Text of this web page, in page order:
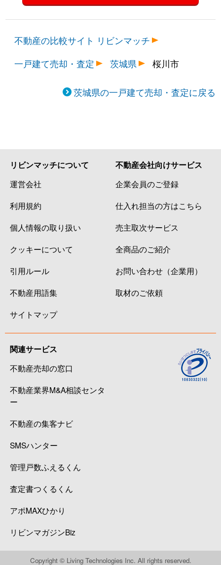
不動産の比較サイト リビンマッチ
一戸建て売却・査定
茨城県 桜川市
茨城県の一戸建て売却・査定に戻る
リビンマッチについて
運営会社
利用規約
個人情報の取り扱い
クッキーについて
引用ルール
不動産用語集
サイトマップ
不動産会社向けサービス
企業会員のご登録
仕入れ担当の方はこちら
売主取次サービス
全商品のご紹介
お問い合わせ（企業用）
取材のご依頼
関連サービス
不動産売却の窓口
不動産業界M&A相談センタ
ー
不動産の集客ナビ
SMSハンター
管理戸数ふえるくん
査定書つくるくん
アポMAXひかり
リビンマガジンBiz
Copyright © Living Technologies Inc. All rights reserved.